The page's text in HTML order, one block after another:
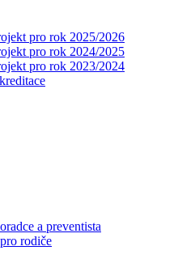
pro rok 2025/2026
pro rok 2024/2025
pro rok 2023/2024
a preventista
rodiče